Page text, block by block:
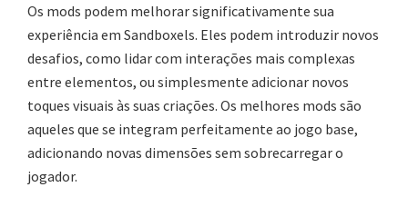
Os mods podem melhorar significativamente sua
experiência em Sandboxels. Eles podem introduzir novos
desafios, como lidar com interações mais complexas
entre elementos, ou simplesmente adicionar novos
toques visuais às suas criações. Os melhores mods são
aqueles que se integram perfeitamente ao jogo base,
adicionando novas dimensões sem sobrecarregar o
jogador.